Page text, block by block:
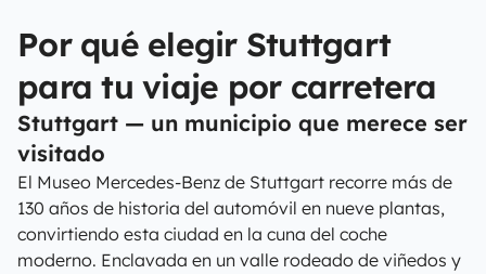
Por qué elegir Stuttgart
para tu viaje por carretera
Stuttgart — un municipio que merece ser
visitado
El Museo Mercedes-Benz de Stuttgart recorre más de
130 años de historia del automóvil en nueve plantas,
convirtiendo esta ciudad en la cuna del coche
moderno. Enclavada en un valle rodeado de viñedos y